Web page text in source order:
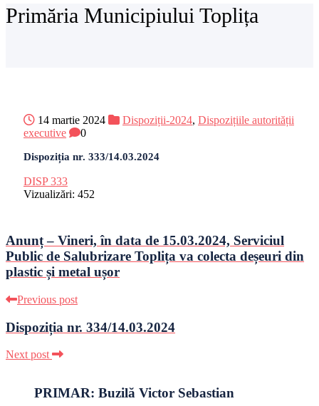
Primăria Municipiului Toplița
14 martie 2024 Dispoziții-2024, Dispozițiile autorității
executive
0
Dispoziția nr. 333/14.03.2024
DISP 333
Vizualizări: 452
Anunț – Vineri, în data de 15.03.2024, Serviciul
Public de Salubrizare Toplița va colecta deșeuri din
plastic și metal ușor
Previous post
Dispoziția nr. 334/14.03.2024
Next post
PRIMAR: Buzilă Victor Sebastian